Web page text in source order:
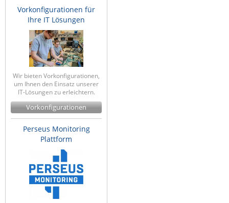
Vorkonfigurationen für
Ihre IT Lösungen
Wir bieten Vorkonfigurationen,
um Ihnen den Einsatz unserer
IT-Lösungen zu erleichtern.
Vorkonfigurationen
Perseus Monitoring
Plattform